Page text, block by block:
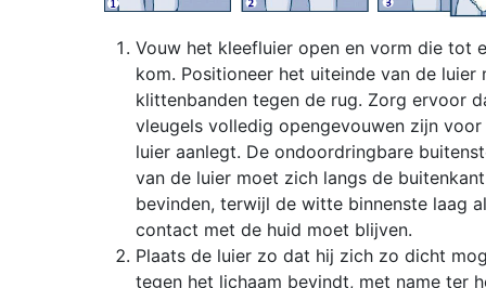
Vouw het kleefluier open en vorm die tot
kom. Positioneer het uiteinde van de luier
klittenbanden tegen de rug. Zorg ervoor
vleugels volledig opengevouwen zijn voor
luier aanlegt. De ondoordringbare
van de luier moet zich langs de buitenkant
bevinden, terwijl de witte binnenste laag
contact met de huid moet blijven.
Plaats de luier zo dat hij zich zo dicht
tegen het lichaam bevindt, met name ter